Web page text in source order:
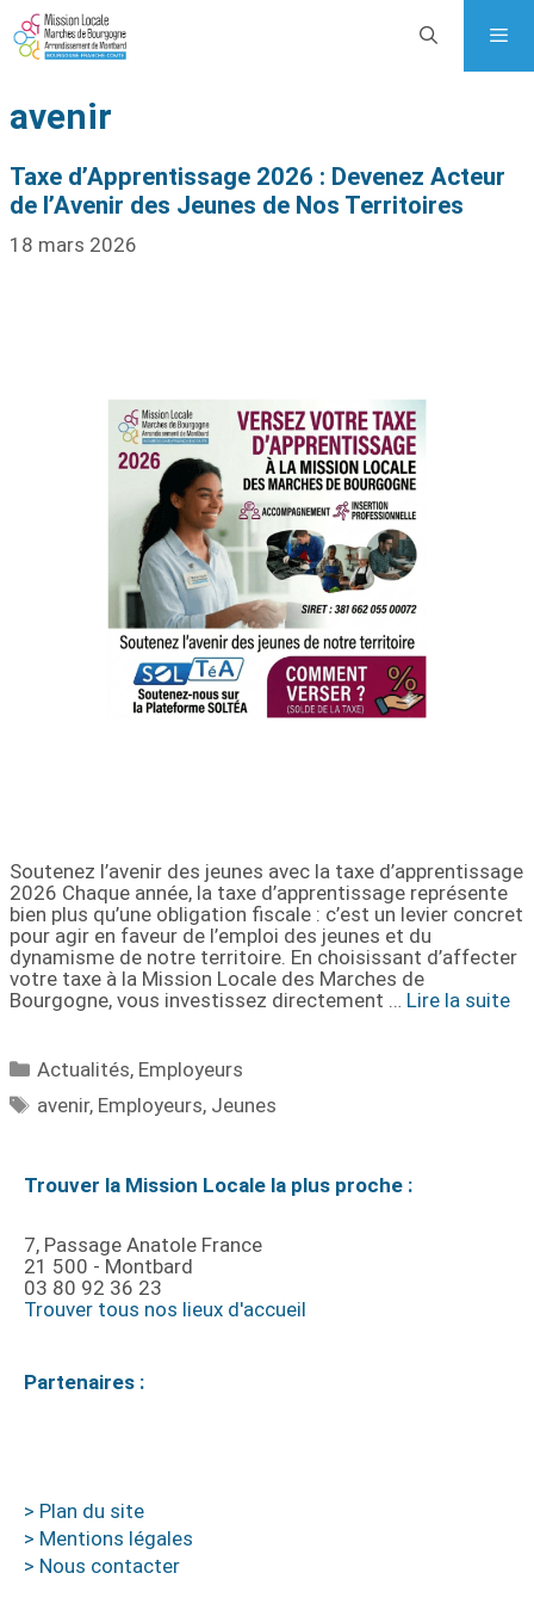
avenir
Taxe d’Apprentissage 2026 : Devenez Acteur
de l’Avenir des Jeunes de Nos Territoires
18 mars 2026
Soutenez l’avenir des jeunes avec la taxe d’apprentissage
2026 Chaque année, la taxe d’apprentissage représente
bien plus qu’une obligation fiscale : c’est un levier concret
pour agir en faveur de l’emploi des jeunes et du
dynamisme de notre territoire. En choisissant d’affecter
votre taxe à la Mission Locale des Marches de
Bourgogne, vous investissez directement … Lire la suite
Actualités, Employeurs
avenir, Employeurs, Jeunes
Trouver la Mission Locale la plus proche :
7, Passage Anatole France
21 500 - Montbard
03 80 92 36 23
Trouver tous nos lieux d'accueil
Partenaires :
> Plan du site
> Mentions légales
> Nous contacter